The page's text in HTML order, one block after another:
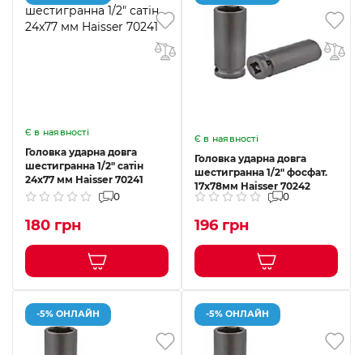
Є в наявності
Головка ударна довга
шестигранна 1/2" сатін
24x77 мм Haisser 70241
0
180 грн
Є в наявності
Головка ударна довга
шестигранна 1/2" фосфат.
17x78мм Haisser 70242
0
196 грн
-5% ОНЛАЙН -5% ОНЛАЙН